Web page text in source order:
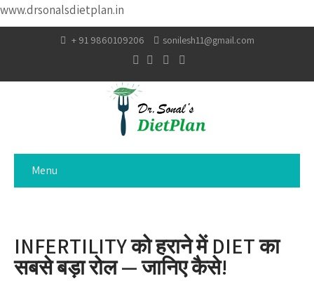
www.drsonalsdietplan.in
+ 91 9860109206 sonilesh11@gmail.com
Menu
INFERTILITY को हराने में DIET का
सबसे बड़ा रोल — जानिए कैसे!